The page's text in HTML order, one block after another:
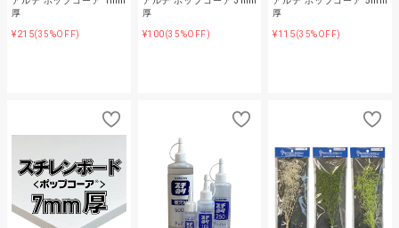
厚
¥215(35%OFF)
厚
¥100(35%OFF)
厚
¥115(35%OFF)